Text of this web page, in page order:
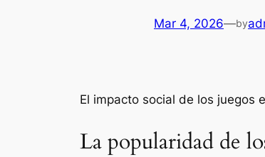
Mar 4, 2026—by
El impacto social de los juegos
La popularidad de